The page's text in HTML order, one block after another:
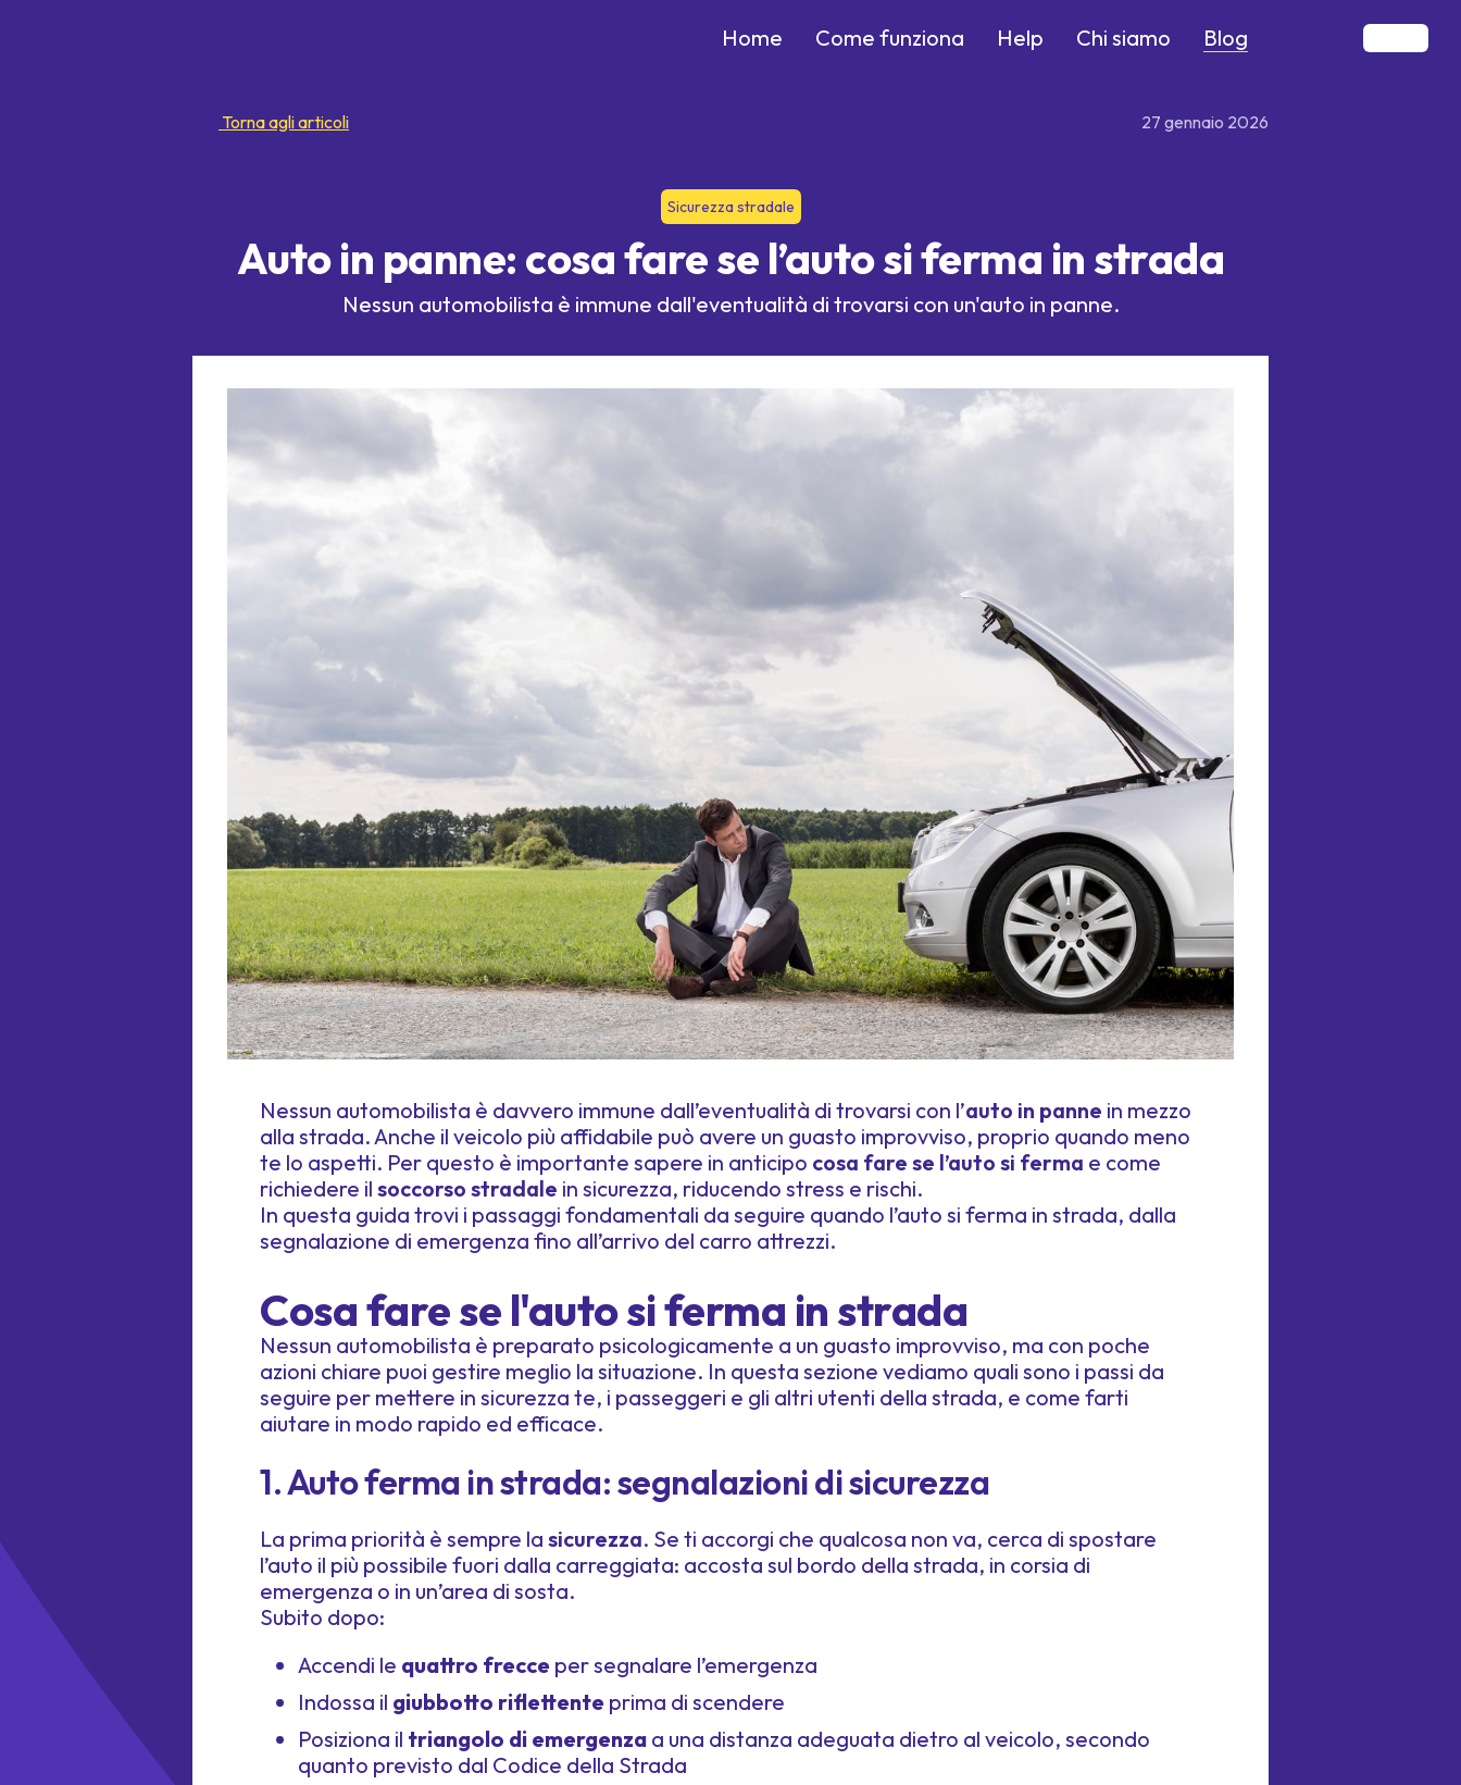
Home Come funziona Help Chi siamo Blog
Torna agli articoli 27 gennaio 2026
Sicurezza stradale
Auto in panne: cosa fare se l’auto si ferma in strada
Nessun automobilista è immune dall'eventualità di trovarsi con un'auto in panne.
Nessun automobilista è davvero immune dall’eventualità di trovarsi con l’auto in panne in mezzo
alla strada. Anche il veicolo più affidabile può avere un guasto improvviso, proprio quando meno
te lo aspetti. Per questo è importante sapere in anticipo cosa fare se l’auto si ferma e come
richiedere il soccorso stradale in sicurezza, riducendo stress e rischi.
In questa guida trovi i passaggi fondamentali da seguire quando l’auto si ferma in strada, dalla
segnalazione di emergenza fino all’arrivo del carro attrezzi.
Cosa fare se l'auto si ferma in strada
Nessun automobilista è preparato psicologicamente a un guasto improvviso, ma con poche
azioni chiare puoi gestire meglio la situazione. In questa sezione vediamo quali sono i passi da
seguire per mettere in sicurezza te, i passeggeri e gli altri utenti della strada, e come farti
aiutare in modo rapido ed efficace.
1. Auto ferma in strada: segnalazioni di sicurezza
La prima priorità è sempre la sicurezza. Se ti accorgi che qualcosa non va, cerca di spostare
l’auto il più possibile fuori dalla carreggiata: accosta sul bordo della strada, in corsia di
emergenza o in un’area di sosta.
Subito dopo:
Accendi le quattro frecce per segnalare l’emergenza
Indossa il giubbotto riflettente prima di scendere
Posiziona il triangolo di emergenza a una distanza adeguata dietro al veicolo, secondo
quanto previsto dal Codice della Strada